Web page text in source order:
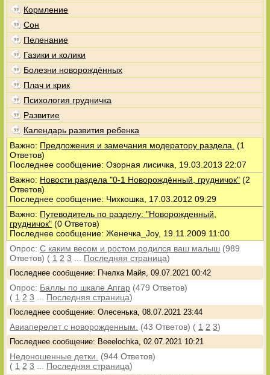
Кормление
Сон
Пеленание
Газики и колики
Болезни новорождённых
Плач и крик
Психология грудничка
Развитие
Календарь развития ребенка
Важно: Предложения и замечания модератору раздела. (1
Ответов)
Последнее сообщение: Озорная лисичка, 19.03.2013 22:07
Важно: Новости раздела "0-1 Новорождённый, грудничок" (2
Ответов)
Последнее сообщение: Чихкошка, 17.03.2012 09:29
Важно: Путеводитель по разделу: "Новорожденный,
грудничок" (0 Ответов)
Последнее сообщение: Женечка_Joy, 19.11.2009 11:00
Опрос:С каким весом и ростом родился ваш малыш (989
Ответов) ( 1 2 3 Последняя страница)
Последнее сообщение: Пчелка Майя, 09.07.2021 00:42
Опрос: Баллы по шкале Апгар (479 Ответов)
( 1 2 3 Последняя страница)
Последнее сообщение: Олесенька, 08.07.2021 23:44
Авиаперелет с новорожденным. (43 Ответов) ( 1 2 3)
Последнее сообщение: Beeelochka, 02.07.2021 10:21
Недоношенные детки.
(944 Ответов)
( 1 2 3 Последняя страница)